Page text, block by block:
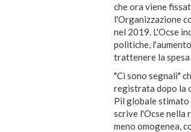
che ora viene
l'Organizzazione
nel 2019. L'Ocse
politiche,
trattenere la
"Ci sono segnali"
registrata dopo la
Pil globale stimato
scrive l'Ocse nella
meno omogenea,